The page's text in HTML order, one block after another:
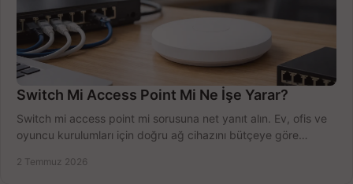
Switch Mi Access Point Mi Ne İşe Yarar?
Switch mi access point mi sorusuna net yanıt alın. Ev, ofis ve
oyuncu kurulumları için doğru ağ cihazını bütçeye göre
2 Temmuz 2026